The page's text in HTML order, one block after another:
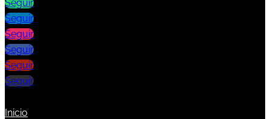
Seguir
Seguir
Seguir
Seguir
Seguir
Seguir
Inicio